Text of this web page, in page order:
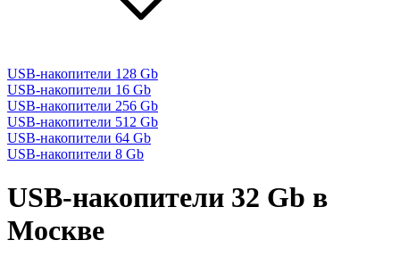
USB-накопители 128 Gb
USB-накопители 16 Gb
USB-накопители 256 Gb
USB-накопители 512 Gb
USB-накопители 64 Gb
USB-накопители 8 Gb
USB-накопители 32 Gb в
Москве